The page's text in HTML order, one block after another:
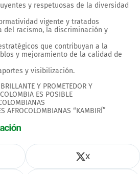
y respetuosas de la diversidad
vigente y tratados
del racismo, la discriminación y
que contribuyan a la
y mejoramiento de la calidad de
y visibilización.
Y PROMETEDOR Y
ES POSIBLE
AFROCOLOMBIANAS “KAMBIRÍ”
X